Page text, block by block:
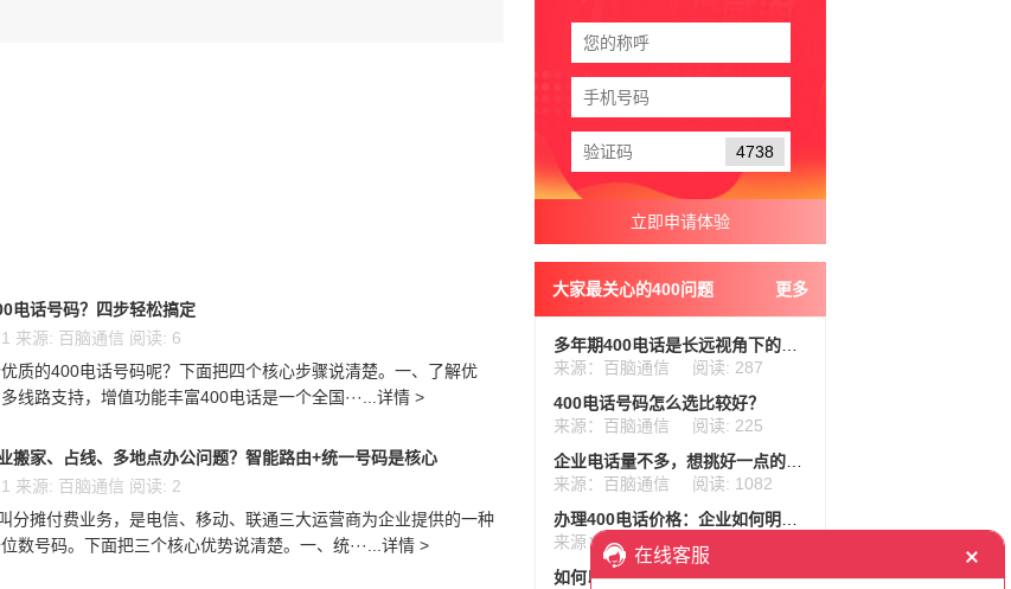
电话号码？四步轻松搞定
来源: 百脑通信 阅读: 6
质的400电话号码呢？下面把四个核心步骤说清楚。一、了解优
线路支持，增值功能丰富400电话是一个全国···...详情 >
搬家、占线、多地点办公问题？智能路由+统一号码是核心
来源: 百脑通信 阅读: 2
分摊付费业务，是电信、移动、联通三大运营商为企业提供的一种
数号码。下面把三个核心优势说清楚。一、统···...详情 >
4738
大家最关心的400问题 更多
来源：百脑通信
阅读: 287
400电话号码怎么选比较好？
来源：百脑通信
阅读: 225
来源：百脑通信
阅读: 1082
来源：百脑通信
如何以全国统一价格快速办理400电话？